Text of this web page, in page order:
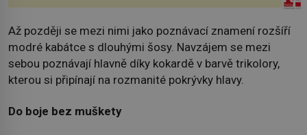
Až později se mezi nimi jako poznávací znamení rozšíří
modré kabátce s dlouhými šosy. Navzájem se mezi
sebou poznávají hlavně díky kokardě v barvě trikolory,
kterou si připínají na rozmanité pokrývky hlavy.
Do boje bez muškety